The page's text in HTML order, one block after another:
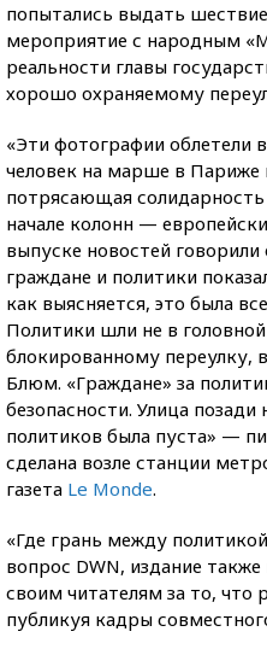
попытались выдать
мероприятие с народным
реальности главы
хорошо охраняемому
«Эти фотографии облетели
человек на марше в Париже
потрясающая
начале колонн —
выпуске новостей
граждане и политики
как выясняется, это была
Политики шли не в
блокированному переулку,
Блюм. «Граждане» за
безопасности. Улица
политиков была пуста» —
сделана возле станции
газета Le Monde.
«Где грань между
вопрос DWN, издание
своим читателям за то, что
публикуя кадры